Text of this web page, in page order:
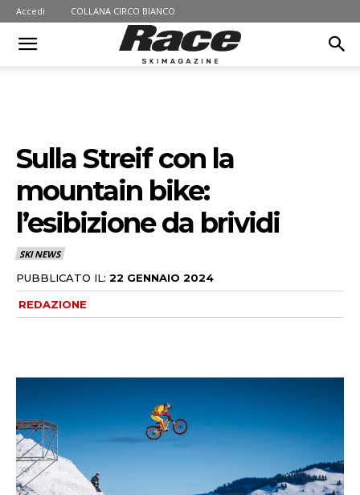
Accedi COLLANA CIRCO BIANCO
Sulla Streif con la
mountain bike:
l’esibizione da brividi
SKI NEWS
PUBBLICATO IL: 22 GENNAIO 2024
REDAZIONE